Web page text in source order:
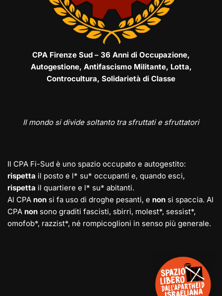
CPA Firenze Sud – 36 Anni di Occupazione,
Autogestione, Antifascismo Militante, Lotta,
Controcultura, Solidarietà di Classe
Il mondo si divide soltanto tra sfruttati e sfruttatori
Il CPA Fi-Sud è uno spazio occupato e autogestito:
rispetta il posto e l* su* occupanti e, quando esci,
rispetta il quartiere e l* su* abitanti.
Al CPA non si fa uso di droghe pesanti, e non si spaccia. Al
CPA non sono graditi fascisti, sbirri, molest*, sessist*,
omofob*, razzist*, né rompicoglioni in senso più generale.